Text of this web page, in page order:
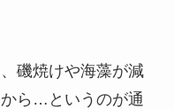
磯焼けや海藻が減
ら…というのが通